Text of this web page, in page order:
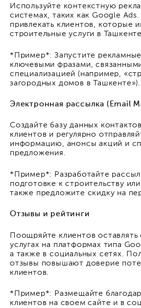
Используйте контекстную
системах, таких как Google
привлекать клиентов, которые
строительные услуги в
*Пример*: Запустите
ключевыми фразами,
специализацией (например,
загородных домов в Ташкенте»).
Электронная рассылка (Email
Создайте базу данных
клиентов и регулярно
информацию, анонсы акций и
предложения.
*Пример*: Разработайте
подготовке к строительству
также предложите скидку на
Отзывы и рейтинги
Поощряйте клиентов
услугах на платформах типа
а также в социальных сетях.
отзывы повышают доверие
клиентов.
*Пример*: Размещайте
клиентов на своем сайте и в